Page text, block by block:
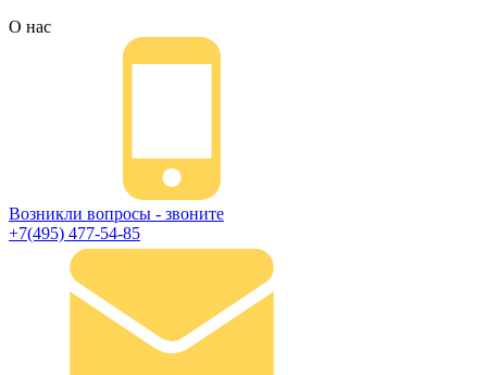
О нас
Возникли вопросы - звоните
+7(495) 477-54-85